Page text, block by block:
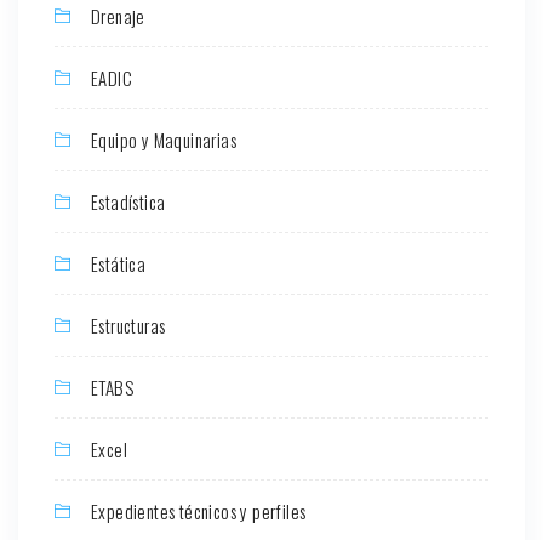
Drenaje
EADIC
Equipo y Maquinarias
Estadística
Estática
Estructuras
ETABS
Excel
Expedientes técnicos y perfiles